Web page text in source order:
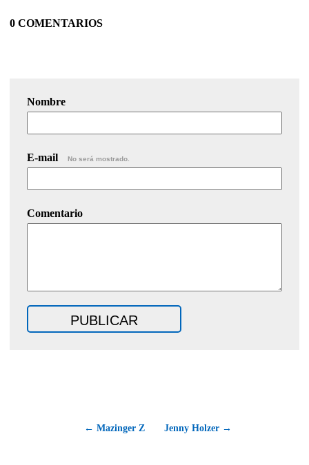
0 COMENTARIOS
Nombre
E-mail No será mostrado.
Comentario
← Mazinger Z Jenny Holzer →